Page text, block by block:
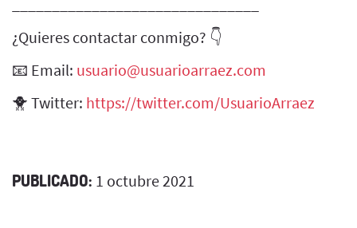
¿Quieres contactar conmigo? 👇
📧 Email: usuario@usuarioarraez.com
🐥 Twitter: https://twitter.com/UsuarioArraez
PUBLICADO: 1 octubre 2021